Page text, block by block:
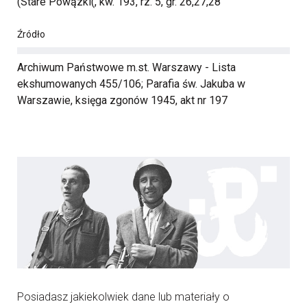
Źródło
Archiwum Państwowe m.st. Warszawy - Lista
ekshumowanych 455/106; Parafia św. Jakuba w
Warszawie, księga zgonów 1945, akt nr 197
Posiadasz jakiekolwiek dane lub materiały o